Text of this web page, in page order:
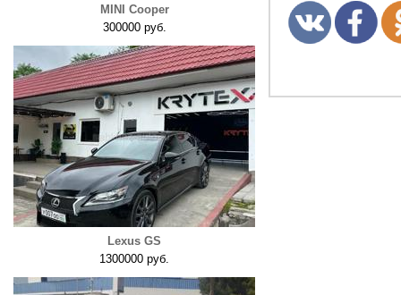
MINI Cooper
300000 руб.
Lexus GS
1300000 руб.